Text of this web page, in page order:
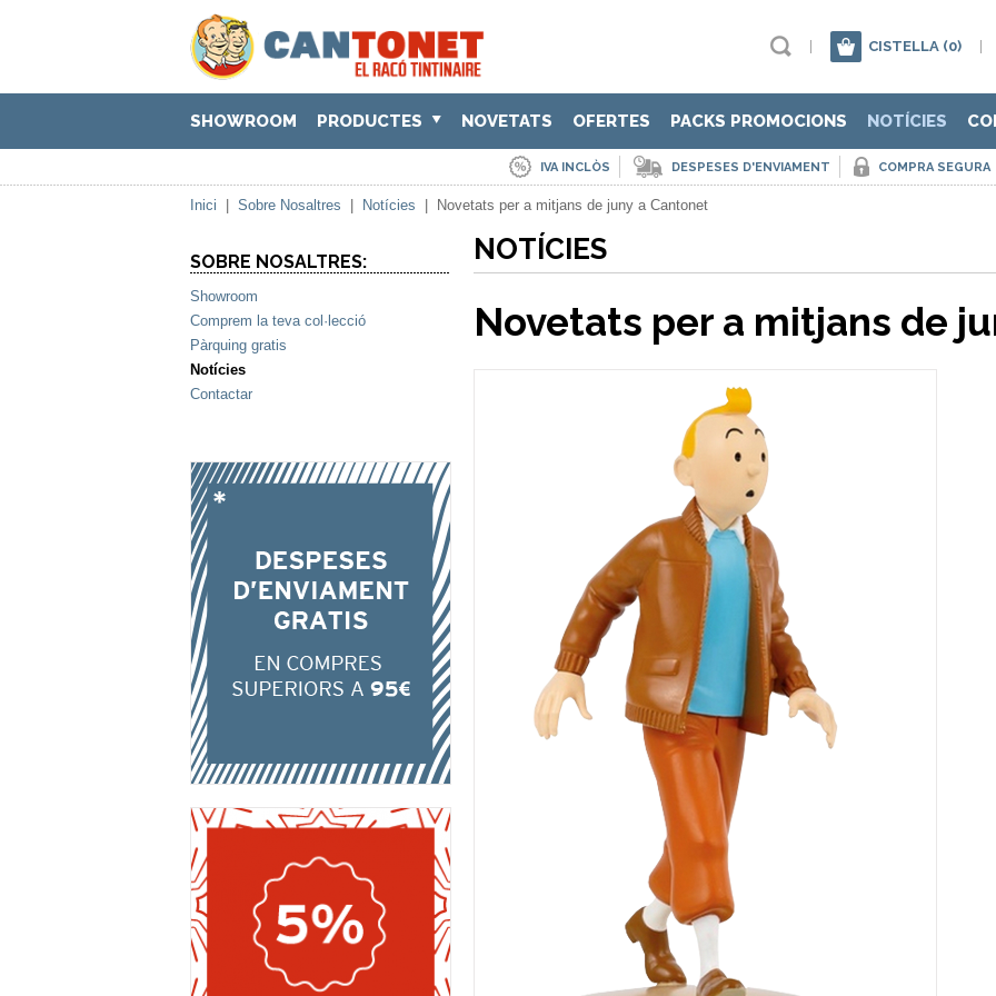
CISTELLA (0)
SHOWROOM PRODUCTES NOVETATS OFERTES PACKS PROMOCIONS NOTÍCIES
IVA INCLÒS DESPESES D'ENVIAMENT COMPRA SEGURA
Inici Sobre Nosaltres Notícies Novetats per a mitjans de juny a Cantonet
SOBRE NOSALTRES:
Showroom
Comprem la teva col·lecció
Pàrquing gratis
Notícies
Contactar
NOTÍCIES
Novetats per a mitjans de